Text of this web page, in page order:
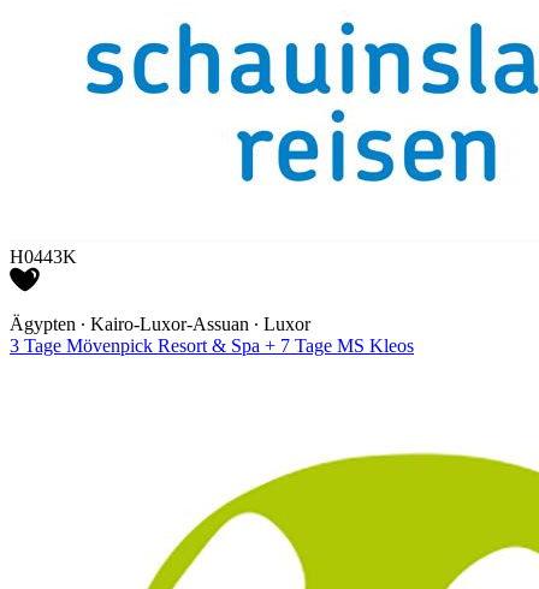
H0443K
Ägypten ∙ Kairo-Luxor-Assuan ∙ Luxor
3 Tage Mövenpick Resort & Spa + 7 Tage MS Kleos